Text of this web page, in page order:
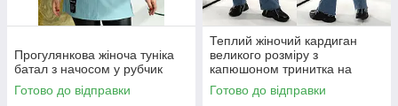
Прогулянкова жіноча туніка
батал з начосом у рубчик
Готово до відправки
Теплий жіночий кардиган
великого розміру з
капюшоном тринитка на
флісі на блискавці
Готово до відправки